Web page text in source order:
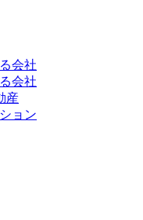
会社
会社
産
ョン